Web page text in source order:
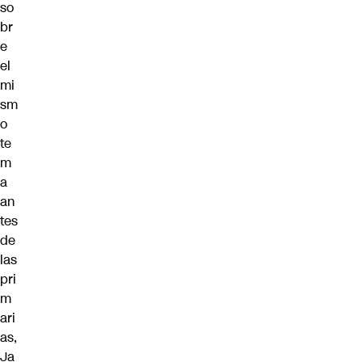
so
br
e
el
mi
sm
o
te
m
a
an
tes
de
las
pri
m
ari
as,
Ja